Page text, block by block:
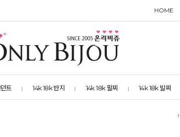
HOME
트 14k 18k 반지 14k 18k 팔찌 14k 18k 발찌